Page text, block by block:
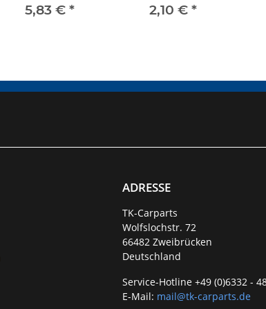
5,83 € *
A2
2,10 € *
ADRESSE
TK-Carparts
Wolfslochstr. 72
66482 Zweibrücken
Deutschland
Service-Hotline +49 (0)6332 -
E-Mail: mail@tk-carparts.de